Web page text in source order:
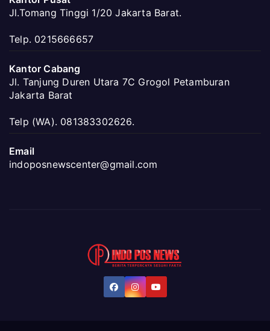
Jl.Tomang Tinggi 1/20 Jakarta Barat.
Telp. 0215666657
Kantor Cabang
Jl. Tanjung Duren Utara 7C Grogol Petamburan
Jakarta Barat
Telp (WA). 081383302626.
Email
indoposnewscenter@gmail.com